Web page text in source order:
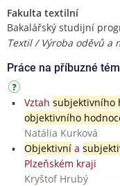
Fakulta textilní
Bakalářský studijní
Textil / Výroba oděvů a
Práce na příbuzné
Vztah subjektivního
objektivního
Natália Kurková
Objektivnía
Plzeňském kraji
Kryštof Hrubý